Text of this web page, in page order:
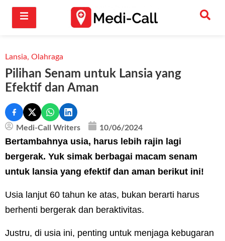
Lansia, Olahraga
Pilihan Senam untuk Lansia yang
Efektif dan Aman
Medi-Call Writers 10/06/2024
Bertambahnya usia, harus lebih rajin lagi
bergerak. Yuk simak berbagai macam senam
untuk lansia yang efektif dan aman berikut ini!
Usia lanjut 60 tahun ke atas, bukan berarti harus
berhenti bergerak dan beraktivitas.
Justru, di usia ini, penting untuk menjaga kebugaran